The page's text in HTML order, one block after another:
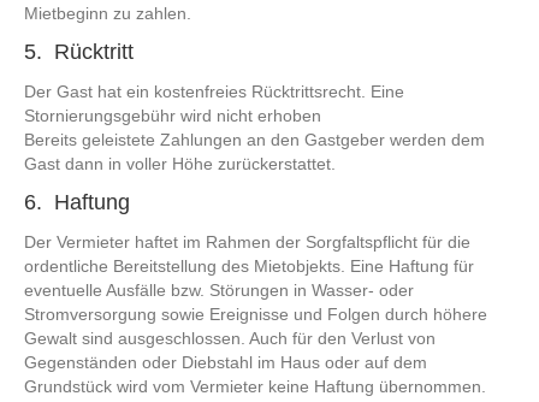
Mietbeginn zu zahlen.
5. Rücktritt
Der Gast hat ein kostenfreies Rücktrittsrecht. Eine
Stornierungsgebühr wird nicht erhoben
Bereits geleistete Zahlungen an den Gastgeber werden dem
Gast dann in voller Höhe zurückerstattet.
6. Haftung
Der Vermieter haftet im Rahmen der Sorgfaltspflicht für die
ordentliche Bereitstellung des Mietobjekts. Eine Haftung für
eventuelle Ausfälle bzw. Störungen in Wasser- oder
Stromversorgung sowie Ereignisse und Folgen durch höhere
Gewalt sind ausgeschlossen. Auch für den Verlust von
Gegenständen oder Diebstahl im Haus oder auf dem
Grundstück wird vom Vermieter keine Haftung übernommen.